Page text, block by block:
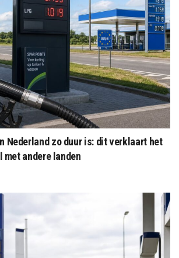
Nederland zo duur is: dit verklaart het
andere landen